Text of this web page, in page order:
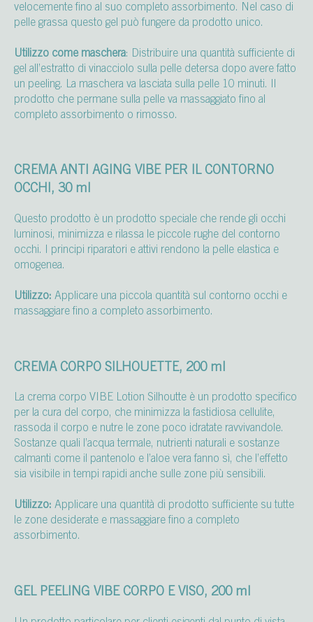
velocemente fino al suo completo assorbimento. Nel caso di
pelle grassa questo gel può fungere da prodotto unico.
Utilizzo come maschera: Distribuire una quantità sufficiente di
gel all’estratto di vinacciolo sulla pelle detersa dopo avere fatto
un peeling. La maschera va lasciata sulla pelle 10 minuti. Il
prodotto che permane sulla pelle va massaggiato fino al
completo assorbimento o rimosso.
CREMA ANTI AGING VIBE PER IL CONTORNO
OCCHI, 30 ml
Questo prodotto è un prodotto speciale che rende gli occhi
luminosi, minimizza e rilassa le piccole rughe del contorno
occhi. I principi riparatori e attivi rendono la pelle elastica e
omogenea.
Utilizzo: Applicare una piccola quantità sul contorno occhi e
massaggiare fino a completo assorbimento.
CREMA CORPO SILHOUETTE, 200 ml
La crema corpo VIBE Lotion Silhoutte è un prodotto specifico
per la cura del corpo, che minimizza la fastidiosa cellulite,
rassoda il corpo e nutre le zone poco idratate ravvivandole.
Sostanze quali l’acqua termale, nutrienti naturali e sostanze
calmanti come il pantenolo e l’aloe vera fanno sì, che l’effetto
sia visibile in tempi rapidi anche sulle zone più sensibili.
Utilizzo: Applicare una quantità di prodotto sufficiente su tutte
le zone desiderate e massaggiare fino a completo
assorbimento.
GEL PEELING VIBE CORPO E VISO, 200 ml